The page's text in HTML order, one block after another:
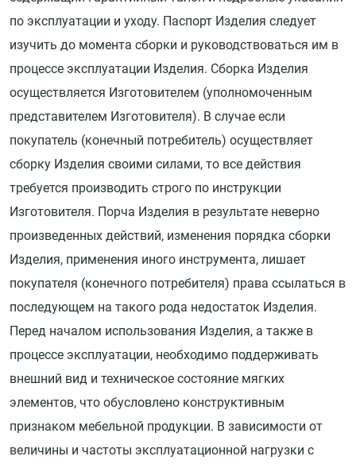
по эксплуатации и уходу. Паспорт Изделия следует
изучить до момента сборки и руководствоваться им в
процессе эксплуатации Изделия. Сборка Изделия
осуществляется Изготовителем (уполномоченным
представителем Изготовителя). В случае если
покупатель (конечный потребитель) осуществляет
сборку Изделия своими силами, то все действия
требуется производить строго по инструкции
Изготовителя. Порча Изделия в результате неверно
произведенных действий, изменения порядка сборки
Изделия, применения иного инструмента, лишает
покупателя (конечного потребителя) права ссылаться в
последующем на такого рода недостаток Изделия.
Перед началом использования Изделия, а также в
процессе эксплуатации, необходимо поддерживать
внешний вид и техническое состояние мягких
элементов, что обусловлено конструктивным
признаком мебельной продукции. В зависимости от
величины и частоты эксплуатационной нагрузки с